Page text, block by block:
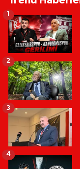
2
3
4